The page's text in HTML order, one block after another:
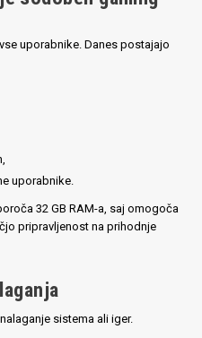
uporabnike. Danes postajajo
uporabnike.
32 GB RAM-a, saj omogoča
pripravljenost na prihodnje
sistema ali iger.